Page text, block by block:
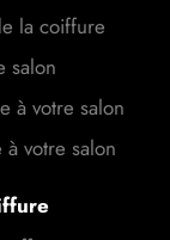
la coiffure
salon
à votre salon
votre salon